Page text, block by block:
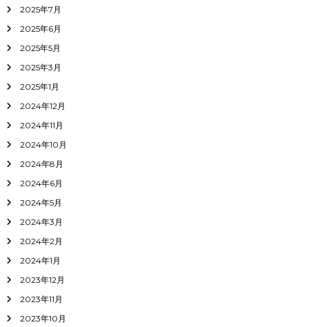
2025年7月
2025年6月
2025年5月
2025年3月
2025年1月
2024年12月
2024年11月
2024年10月
2024年8月
2024年6月
2024年5月
2024年3月
2024年2月
2024年1月
2023年12月
2023年11月
2023年10月